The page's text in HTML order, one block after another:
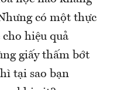
có một thực
cho hiệu quả
giấy thấm bớt
tại sao bạn